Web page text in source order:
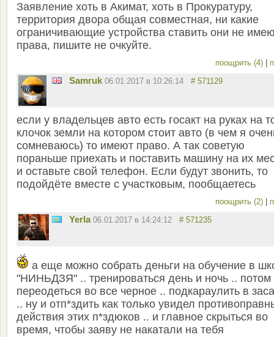
Заявление хоть в Акимат, хоть в Прокуратуру,
территория двора общая совместная, ни какие
ограничивающие устройства ставить они не
права, пишите не очкуйте.
поощрить (4)
Samruk 06.01.2017 в 10:26:14 # 571129
если у владельцев авто есть госакт на руках на
клочок земли на котором стоит авто (в чем я
сомневаюсь) то имеют право. А так советую
пораньше приехать и поставить машину на их
и оставьте свой телефон. Если будут звонить, то
подойдёте вместе с участковым, пообщаетесь
поощрить (2)
Yerla 06.01.2017 в 14:24:12 # 571235
а еще можно собрать деньги на обучение в
"НИНЬДЗЯ" .. тренироваться день и ночь .. потом
переодеться во все черное .. подкараулить в
.. ну и отп*здить как только увидел
действия этих п*здюков .. и главное скрыться во
время, чтобы заяву не накатали на тебя